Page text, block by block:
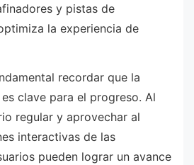
y pistas de
la experiencia de
recordar que la
clave para el progreso. Al
regular y aprovechar al
interactivas de las
pueden lograr un avance